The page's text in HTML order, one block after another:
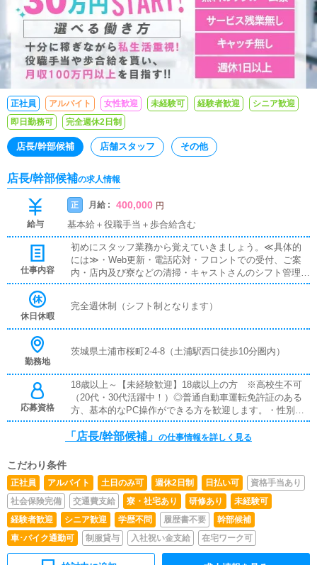
正社員 アルバイト 女性歓迎 未経験可 経験者歓迎
シニア歓迎
即日勤務可
完全週休2日制
店長/幹部候補 店舗スタッフ その他
店長/幹部候補の求人情報
給与
正 月給 : 400,000 円
基本給＋役職手当＋歩合給含む
仕事内容
初めにスタッフ業務から覚えていきましょう。≪具体的
には≫・Web更新・電話応対・フロントでの受付、ご案
内・店内及び寮などの清掃・キャストさんのシフト管理・
写真の加工、レタッチ・ドライバー業務 など慣れてきた
具体的には≫・キャストさんの面接・スタッフ指導・有
休日休暇
完全週休制（シフト制となります）
勤務地
茨城県土浦市桜町2-4-8（土浦駅西口徒歩10分圏内）
応募資格
18歳以上～【未経験歓迎】18歳以上の方 ※高校生不可
（20代・30代活躍中！）◎普通自動車運転免許証のある
方、基本的なPC操作ができる方を歓迎します。・性別不
問・学歴不問・職歴不問・転職回数不問・新卒／第二新卒
歓迎・正社員デビュー歓迎・再チャレンジ応援・Iターン
「店長/幹部候補」 の仕事情報を詳しく見る
こだわり条件
正社員 アルバイト 土日のみ可 週休2日制 日払い可
資格手当あり
社会保険完備
交通費支給 寮・社宅あり 研修あり
未経験可
経験者歓迎
シニア歓迎 学歴不問 履歴書不要
幹部候補
車･バイク通勤可
制服貸与 入社祝い金支給 在宅ワーク可